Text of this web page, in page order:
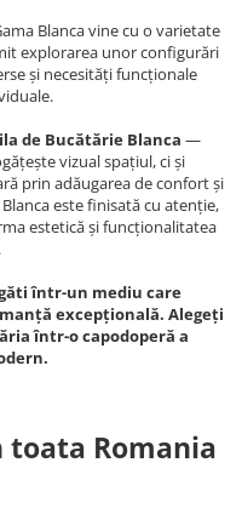
Blanca vine cu o varietate
explorarea unor configurări
și necesități funcționale
de Bucătărie Blanca —
vizual spațiul, ci și
prin adăugarea de confort și
este finisată cu atenție,
estetică și funcționalitatea
într-un mediu care
excepțională. Alegeți
într-o capodoperă a
toata Romania